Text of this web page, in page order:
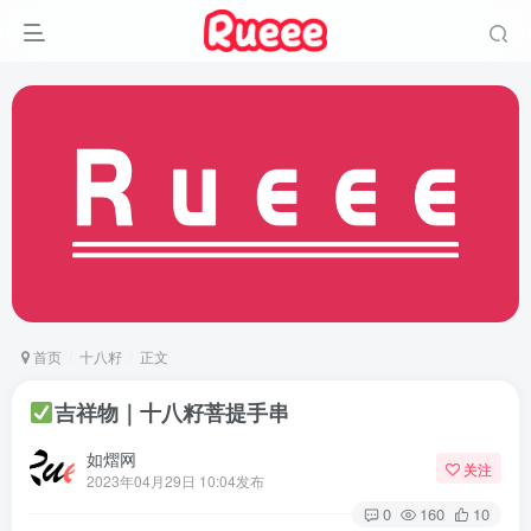
首页 十八籽 正文
吉祥物｜十八籽菩提手串
如熠网
2023年04月29日 10:04发布
关注
0 160 10